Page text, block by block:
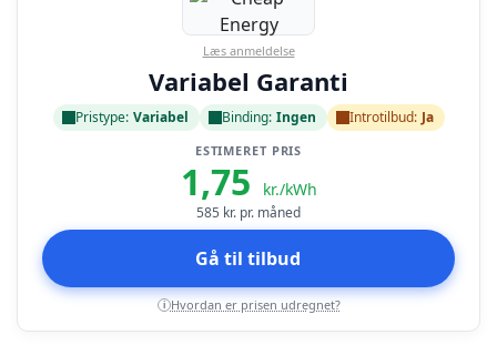
Læs anmeldelse
Variabel Garanti
Pristype: Variabel Binding: Ingen Introtilbud: Ja
ESTIMERET PRIS
1,75 kr./kWh
585 kr. pr. måned
Gå til tilbud
i Hvordan er prisen udregnet?